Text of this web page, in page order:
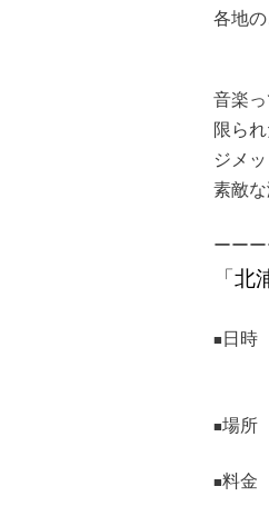
各地
音楽
限ら
ジメ
素敵
ーー
「 北
■ 日時
■場所
■料金